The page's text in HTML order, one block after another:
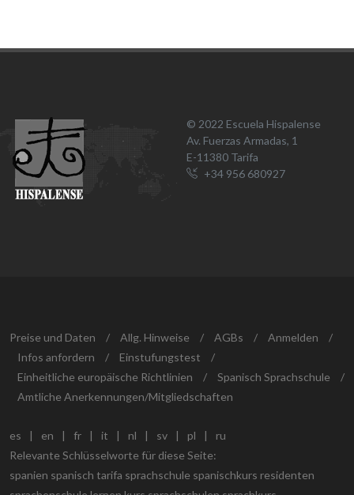
© 2022 Escuela Hispalense
Av. Fuerzas Armadas, 1
E-11380 Tarifa
+34 956 680927
Preise und Daten / Allg. Hinweise / AGBs / Anmelden
/
Infos anfordern
/ Einstufungstest
/
Einheitliche europäische Richtlinien
/ Spanisch Sprachschule
/
Amtliche Anerkennungen/Mitgliedschaften
es | en | fr | it | nl | sv | pl |
ru
Relevante Schlüsselworte für diese Seite:
spanien spanisch tarifa sprachschule spanischkurs residenten